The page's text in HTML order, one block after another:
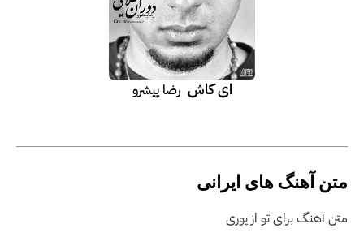
ای کاش رضا پیشرو
متن آهنگ های ایرانی
متن آهنگ برای تو از پوری